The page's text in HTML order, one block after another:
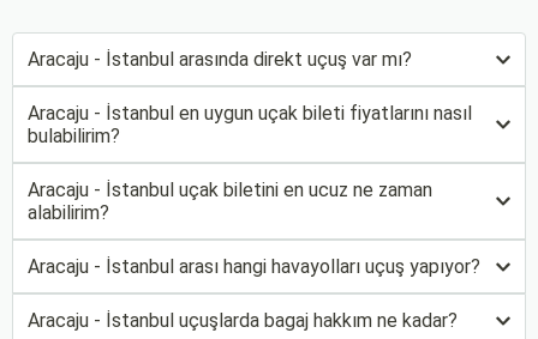
Aracaju - İstanbul arasında direkt uçuş var mı?
Aracaju - İstanbul en uygun uçak bileti fiyatlarını nasıl
bulabilirim?
Aracaju - İstanbul uçak biletini en ucuz ne zaman
alabilirim?
Aracaju - İstanbul arası hangi havayolları uçuş yapıyor?
Aracaju - İstanbul uçuşlarda bagaj hakkım ne kadar?